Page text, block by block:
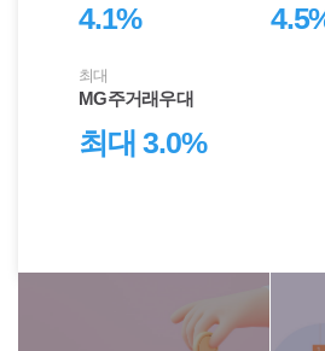
4.1% 4.5
최대
MG주거래우대
최대 3.0%